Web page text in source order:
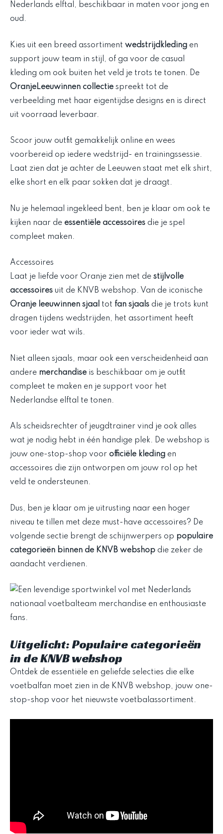
Nederlands elftal, beschikbaar in maten voor jong en
oud.
Kies uit een breed assortiment wedstrijdkleding en
support jouw team in stijl, of ga voor de casual
kleding om ook buiten het veld je trots te tonen. De
OranjeLeeuwinnen collectie spreekt tot de
verbeelding met haar eigentijdse designs en is direct
uit voorraad leverbaar.
Scoor jouw outfit gemakkelijk online en wees
voorbereid op iedere wedstrijd- en trainingssessie.
Laat zien dat je achter de Leeuwen staat met elk shirt,
elke short en elk paar sokken dat je draagt.
Nu je helemaal ingekleed bent, ben je klaar om ook te
kijken naar de essentiële accessoires die je spel
compleet maken.
Accessoires
Laat je liefde voor Oranje zien met de stijlvolle
accessoires uit de KNVB webshop. Van de iconische
Oranje leeuwinnen sjaal tot fan sjaals die je trots kunt
dragen tijdens wedstrijden, het assortiment heeft
voor ieder wat wils.
Niet alleen sjaals, maar ook een verscheidenheid aan
andere merchandise is beschikbaar om je outfit
compleet te maken en je support voor het
Nederlandse elftal te tonen.
Als scheidsrechter of jeugdtrainer vind je ook alles
wat je nodig hebt in één handige plek. De webshop is
jouw one-stop-shop voor officiële kleding en
accessoires die zijn ontworpen om jouw rol op het
veld te ondersteunen.
Dus, ben je klaar om je uitrusting naar een hoger
niveau te tillen met deze must-have accessoires? De
volgende sectie brengt de schijnwerpers op populaire
categorieën binnen de KNVB webshop die zeker de
aandacht verdienen.
Uitgelicht: Populaire categorieën
in de KNVB webshop
Ontdek de essentiële en geliefde selecties die elke
voetbalfan moet zien in de KNVB webshop, jouw one-
stop-shop voor het nieuwste voetbalassortiment.